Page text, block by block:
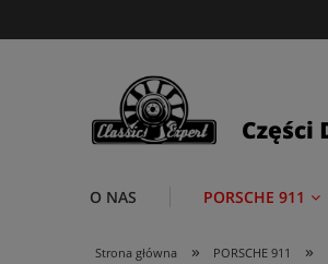
O NAS PORSCHE 911
Strona główna » PORSCHE 911 »